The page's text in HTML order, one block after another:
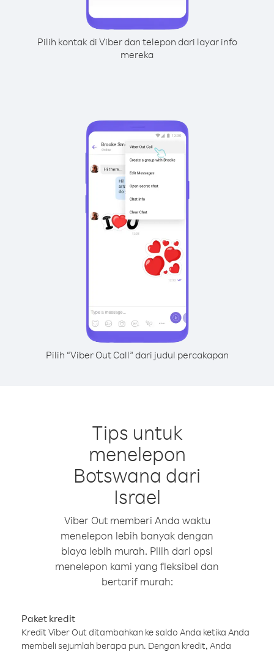
Pilih kontak di Viber dan telepon dari layar info
mereka
Pilih “Viber Out Call” dari judul percakapan
Tips untuk
menelepon
Botswana dari
Israel
Viber Out memberi Anda waktu
menelepon lebih banyak dengan
biaya lebih murah. Pilih dari opsi
menelepon kami yang fleksibel dan
bertarif murah:
Paket kredit
Kredit Viber Out ditambahkan ke saldo Anda ketika Anda
membeli sejumlah berapa pun. Dengan kredit, Anda